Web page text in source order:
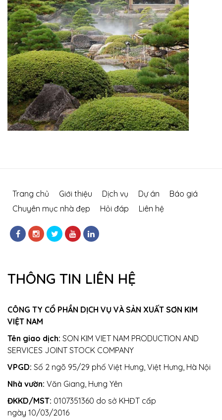
Trang chủ Giới thiệu Dịch vụ Dự án
Báo giá
Chuyên mục nhà đẹp
Hỏi đáp Liên hệ
THÔNG TIN LIÊN HỆ
CÔNG TY CỔ PHẦN DỊCH VỤ VÀ SẢN XUẤT SƠN KIM
VIỆT NAM
Tên giao dịch: SON KIM VIET NAM PRODUCTION AND
SERVICES JOINT STOCK COMPANY
VPGD: Số 2 ngõ 95/29 phố Việt Hưng, Việt Hưng, Hà Nội
Nhà vườn: Văn Giang, Hưng Yên
ĐKKD/MST: 0107351360 do sở KHĐT cấp
ngày 10/03/2016